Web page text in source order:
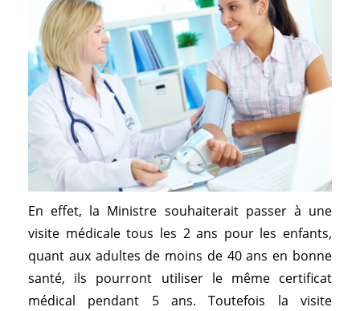
En effet, la Ministre souhaiterait passer à une
visite médicale tous les 2 ans pour les enfants,
quant aux adultes de moins de 40 ans en bonne
santé, ils pourront utiliser le même certificat
médical pendant 5 ans. Toutefois la visite